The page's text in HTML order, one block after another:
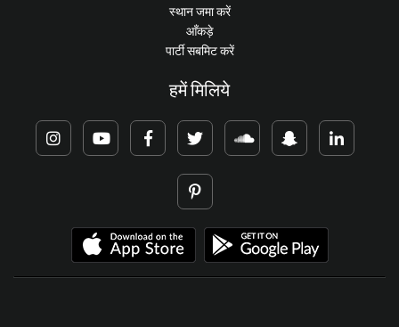
स्थान जमा करें
आँकड़े
पार्टी सबमिट करें
हमें मिलिये